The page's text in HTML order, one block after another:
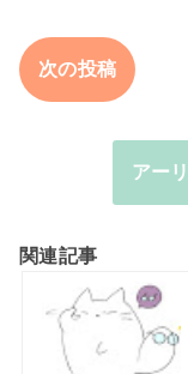
次の投稿
アー
関連記事